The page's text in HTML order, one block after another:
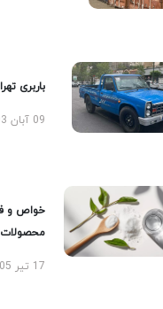
باربری
09 آبان 1403
خواص و
محصولات
17 تیر 1405